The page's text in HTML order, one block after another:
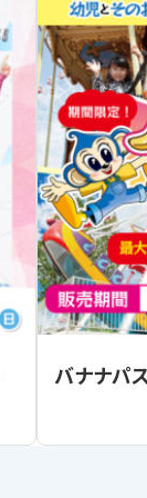
バナナパ